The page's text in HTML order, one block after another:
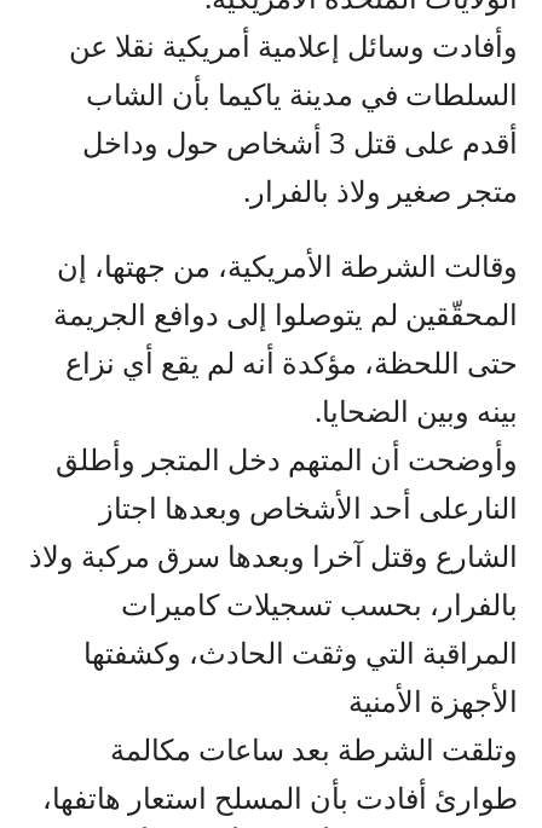
وأفادت وسائل إعلامية أمريكية نقلا عن
السلطات في مدينة ياكيما بأن الشاب
أقدم على قتل 3 أشخاص حول وداخل
متجر صغير ولاذ بالفرار.
وقالت الشرطة الأمريكية، من جهتها، إن
المحقّقين لم يتوصلوا إلى دوافع الجريمة
حتى اللحظة، مؤكدة أنه لم يقع أي نزاع
بينه وبين الضحايا.
وأوضحت أن المتهم دخل المتجر وأطلق
النارعلى أحد الأشخاص وبعدها اجتاز
الشارع وقتل آخرا وبعدها سرق مركبة ولاذ
بالفرار، بحسب تسجيلات كاميرات
المراقبة التي وثقت الحادث، وكشفتها
الأجهزة الأمنية
وتلقت الشرطة بعد ساعات مكالمة
طوارئ أفادت بأن المسلح استعار هاتفها،